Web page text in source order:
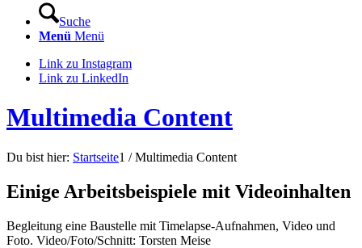
Suche
Menü Menü
Link zu Instagram
Link zu LinkedIn
Multimedia Content
Du bist hier: Startseite1 / Multimedia Content
Einige Arbeitsbeispiele mit Videoinhalten
Begleitung eine Baustelle mit Timelapse-Aufnahmen, Video und
Foto. Video/Foto/Schnitt: Torsten Meise